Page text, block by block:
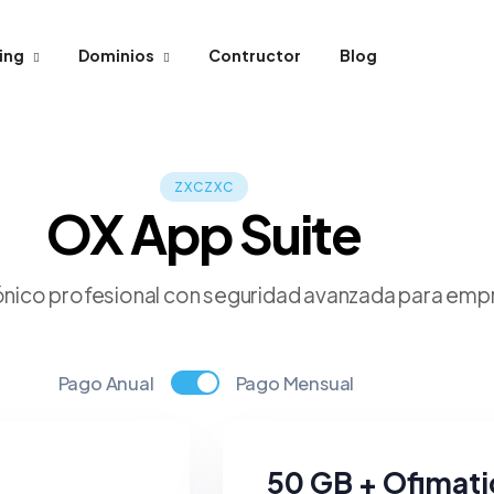
Dominios Contructor Blog
ZXCZXC
OX App Suite
profesional con seguridad avanzada para
Pago Anual Pago Mensual
50 GB +